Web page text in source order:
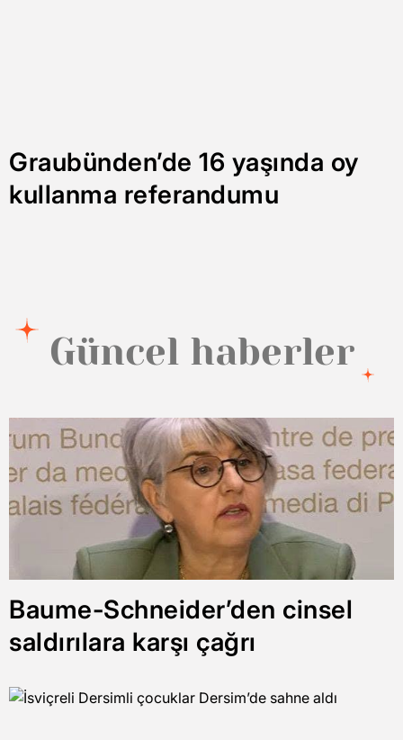
Graubünden’de 16 yaşında oy
kullanma referandumu
Güncel haberler
Baume-Schneider’den cinsel
saldırılara karşı çağrı